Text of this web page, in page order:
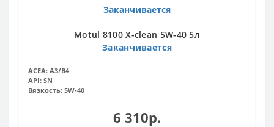
Заканчивается
Motul 8100 X-clean 5W-40 5л
Заканчивается
ACEA: A3/B4
API: SN
Вязкость: 5W-40
6 310р.